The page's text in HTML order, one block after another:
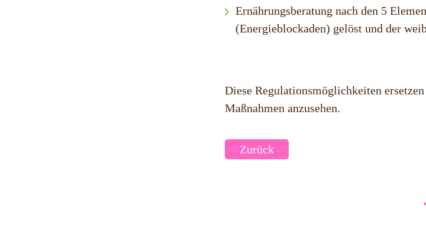
Ernährungsberatung nach den 5
(Energieblockaden) gelöst und der
Diese Regulationsmöglichkeiten
Maßnahmen anzusehen.
Zurück